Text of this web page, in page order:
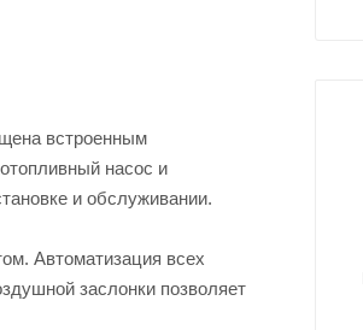
встроенным
насос и
и обслуживании.
Автоматизация всех
заслонки позволяет